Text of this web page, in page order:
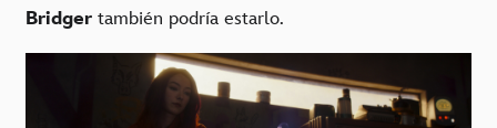
Bridger también podría estarlo.